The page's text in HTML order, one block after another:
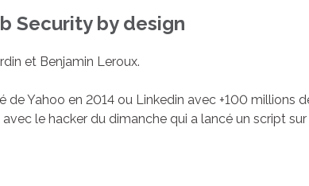
Security by design
et Benjamin Leroux.
de Yahoo en 2014 ou Linkedin avec +100
le hacker du dimanche qui a lancé un script